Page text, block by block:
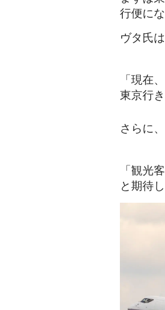
行便に
ヴタ氏
「現在
東京行
さらに
「観光
と期待